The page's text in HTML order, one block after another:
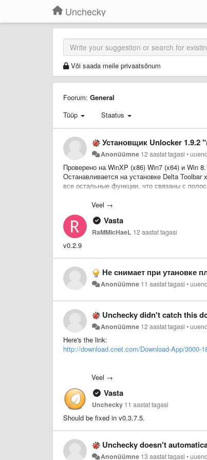
Unchecky
Või saada meile privaatsõnum
Foorum: General
Tüüp
Staatus
Установщик Unlocker 1.9.2
Anonüümne 12 aastat tagasi •
Проверено на WinXP (x86) Win7 (x64) и Win
Останавливается на установке Delta
все остальные функции, что связаны с
Veel →
Vasta
RaMMicHaeL 12 aastat tagasi
v0.2.9
Не снимает при утановке
Anonüümne 11 aastat tagasi •
Unchecky didn't catch this
Anonüümne 12 aastat tagasi •
Here's the link:
http://download.cnet.com/Download-App/3000-
Veel →
Vasta
Unchecky 11 aastat tagasi
Should be fixed in v0.3.7.5.
Unchecky doesn't
Anonüümne 13 aastat tagasi •